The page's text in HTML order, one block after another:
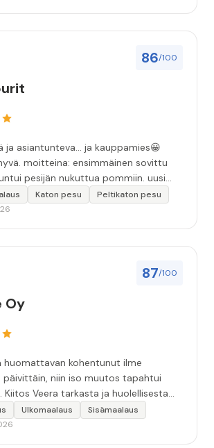
86/100
ja asiantunteva... ja kauppamies😀
sovittu
pesijän nukuttua pommiin. uusi
jälki oikein hyvää ja osaavaa. toinen
olimme matkoilla ja jossain
naapuri uskaltautui
siis tarkkuutta
tulee. ”
Katon pesu
Peltikaton pesu
87/100
Oy
huomattavan kohentunut ilme
niin iso muutos tapahtui
Kiitos Veera tarkasta ja huolellisesta
palvelusta!”
Ulkomaalaus
Sisämaalaus